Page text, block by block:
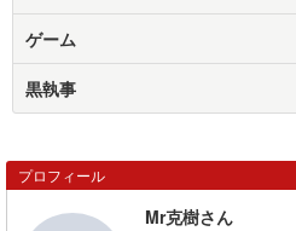
ゲーム
黒執事
プロフィール
Mr克樹さん